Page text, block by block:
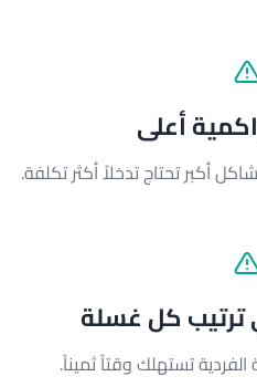
أعلى
أكبر تحتاج تدخلاً أكثر تكلفة.
ترتيب كل غسلة
تستهلك وقتاً ثميناً.